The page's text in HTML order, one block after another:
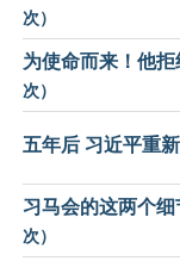
次）
为使命而来！他
次）
五年后 习近平重
习马会的这两个
次）